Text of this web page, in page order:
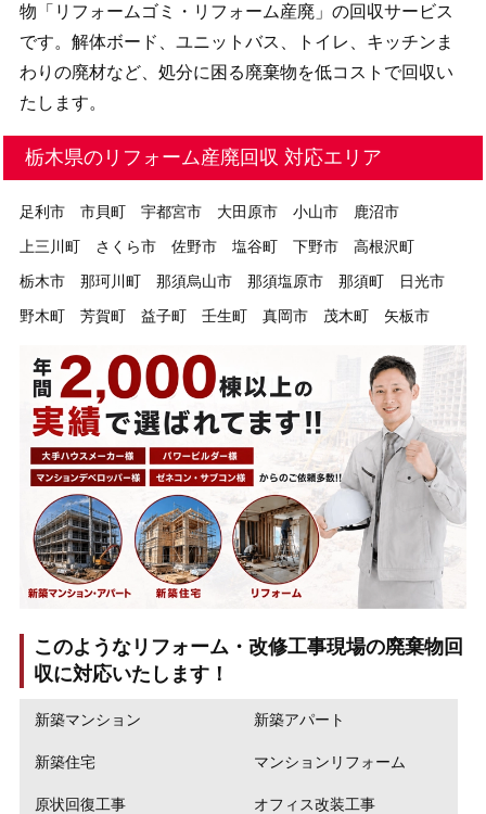
物「リフォームゴミ・リフォーム産廃」の回収サービス
です。解体ボード、ユニットバス、トイレ、キッチンま
わりの廃材など、処分に困る廃棄物を低コストで回収い
たします。
栃木県のリフォーム産廃回収 対応エリア
足利市 市貝町 宇都宮市 大田原市 小山市
鹿沼市
上三川町
さくら市 佐野市 塩谷町 下野市
高根沢町
栃木市
那珂川町 那須烏山市 那須塩原市 那須町
日光市
野木町
芳賀町 益子町 壬生町 真岡市 茂木町 矢板市
このようなリフォーム・改修工事現場の廃棄物回
収に対応いたします！
新築マンション 新築アパート
新築住宅 マンションリフォーム
原状回復工事 オフィス改装工事